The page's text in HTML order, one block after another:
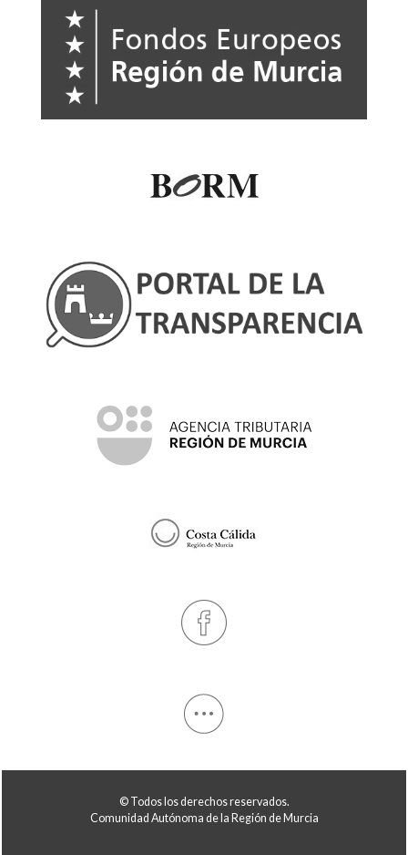
© Todos los derechos reservados.
Comunidad Autónoma de la Región de Murcia